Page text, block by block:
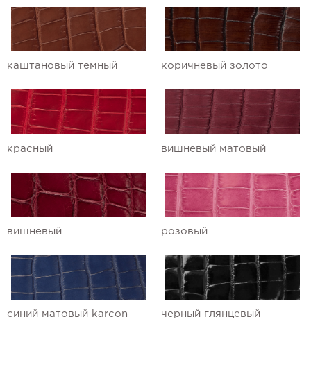
каштановый темный коричневый золото
красный вишневый матовый
вишневый розовый
синий матовый karcon черный глянцевый
Ремешки для часов Ulysse Nardin
Constantin
Ремешки для часов Zenith